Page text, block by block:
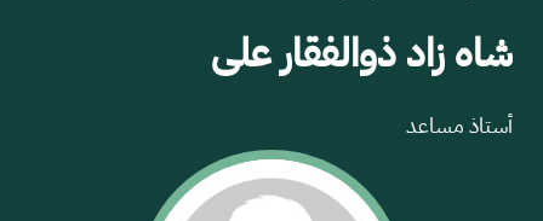
شاه زاد ذوالفقار على
أستاذ مساعد